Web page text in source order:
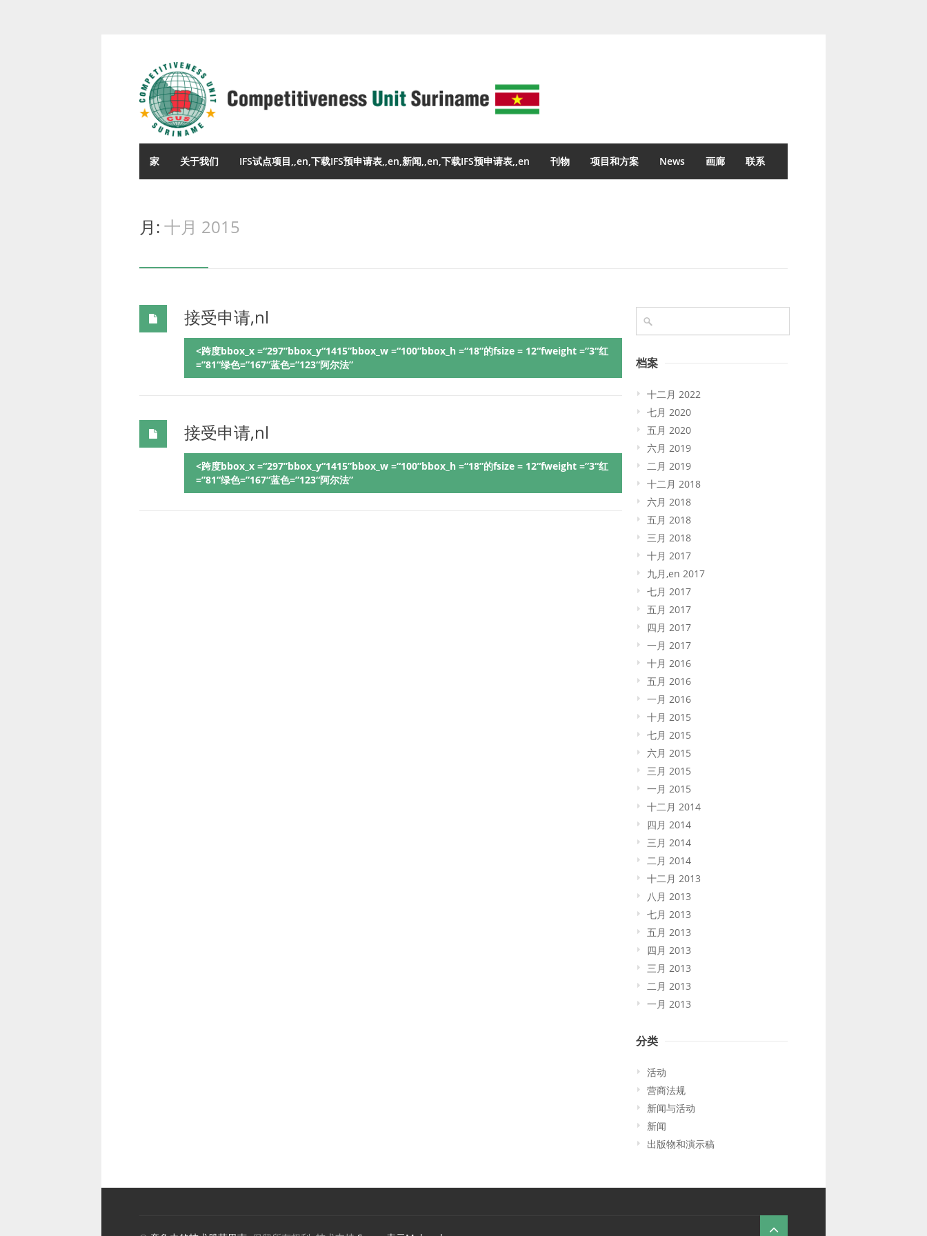
家 关于我们 IFS试点项目,,en,下载IFS预申请表,,en,新闻,,en,下载IFS预申请表,,en 刊物 项目和方案 News 画廊 联系
月: 十月 2015
接受申请,nl
<跨度bbox_x =“297”bbox_y“1415”bbox_w =“100”bbox_h =“18”的fsize = 12“fweight =”3“红
=”81“绿色=”167“蓝色=”123“阿尔法”
接受申请,nl
<跨度bbox_x =“297”bbox_y“1415”bbox_w =“100”bbox_h =“18”的fsize = 12“fweight =”3“红
=”81“绿色=”167“蓝色=”123“阿尔法”
档案
十二月 2022
七月 2020
五月 2020
六月 2019
二月 2019
十二月 2018
六月 2018
五月 2018
三月 2018
十月 2017
九月,en 2017
七月 2017
五月 2017
四月 2017
一月 2017
十月 2016
五月 2016
一月 2016
十月 2015
七月 2015
六月 2015
三月 2015
一月 2015
十二月 2014
四月 2014
三月 2014
二月 2014
十二月 2013
八月 2013
七月 2013
五月 2013
四月 2013
三月 2013
二月 2013
一月 2013
分类
活动
营商法规
新闻与活动
新闻
出版物和演示稿